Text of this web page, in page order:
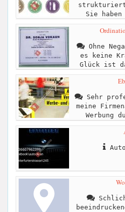
strukturiert
Sie
Ohne
es keine
Glück ist
Sehr
meine
Werbung